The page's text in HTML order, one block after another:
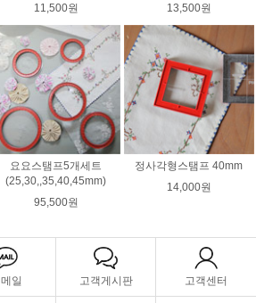
11,500원
13,500원
요요스탬프5개세트
(25,30,,35,40,45mm)
95,500원
정사각형스탬프 40mm
14,000원
일 고객게시판 고객센터